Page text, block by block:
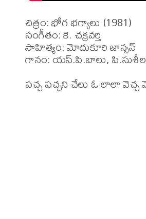
చిత్రం: భోగ భగ్యాలు (1981)
సంగీతం: కె. చక్రవర్తి
సాహిత్యం: మోదుకూరి జాన్సన్
గానం: యస్.పి.బాలు, పి.సుశీల
పచ్చ పచ్చని చేలు ఓ లాలా వెచ్చ